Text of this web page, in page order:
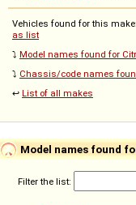
Vehicles found for this
as list
⤵️ Model names found for
⤵️ Chassis/code names
↩️ List of all makes
Model names found
Filter the list: